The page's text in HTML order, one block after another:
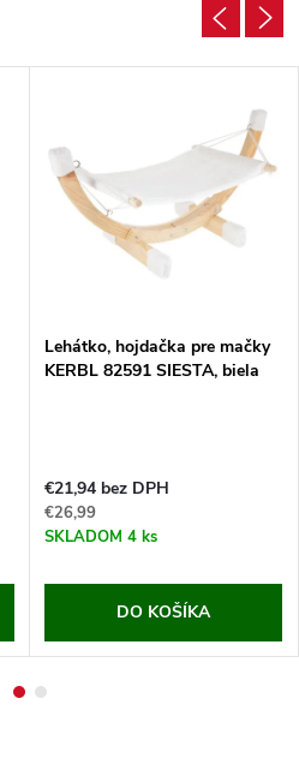
Lehátko, hojdačka pre mačky
KERBL 82591 SIESTA, biela
€21,94 bez DPH
€26,99
SKLADOM 4 ks
DO KOŠÍKA